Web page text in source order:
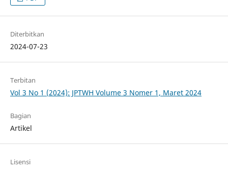
Diterbitkan
2024-07-23
Terbitan
Vol 3 No 1 (2024): JPTWH Volume 3 Nomer 1, Maret 2024
Bagian
Artikel
Lisensi